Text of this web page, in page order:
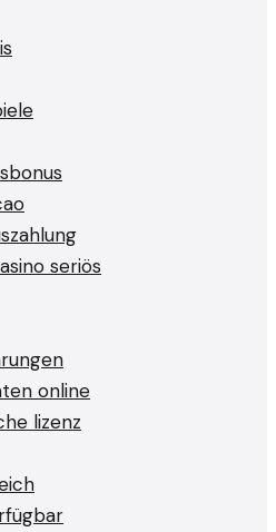
seriös
online
lizenz